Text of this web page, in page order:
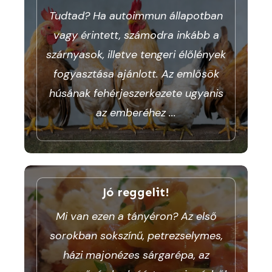
Tudtad? Ha autoimmun állapotban
vagy érintett, számodra inkább a
szárnyasok, illetve tengeri élőlények
fogyasztása ajánlott. Az emlősök
húsának fehérjeszerkezete ugyanis
az emberéhez...
Jó reggelit!
Mi van ezen a tányéron? Az első
sorokban sokszínű, petrezselymes,
házi majonézes sárgarépa, az